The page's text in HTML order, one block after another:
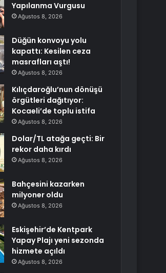
Yapılanma Vurgusu
Ağustos 8, 2026
Düğün konvoyu yolu
kapattı: Kesilen ceza
masrafları aştı!
Ağustos 8, 2026
Kılıçdaroğlu’nun dönüşü
örgütleri dağıtıyor:
Kocaeli’de toplu istifa
Ağustos 8, 2026
Dolar/TL atağa geçti: Bir
rekor daha kırdı
Ağustos 8, 2026
Bahçesini kazarken
milyoner oldu
Ağustos 8, 2026
Eskişehir’de Kentpark
Yapay Plajı yeni sezonda
hizmete açıldı
Ağustos 8, 2026